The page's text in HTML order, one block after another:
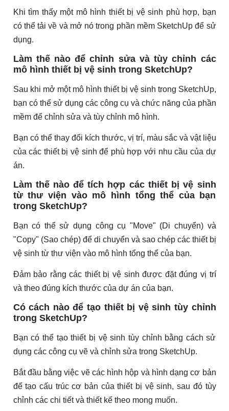
Khi tìm thấy một mô hình thiết bị vệ sinh phù hợp, bạn
có thể tải về và mở nó trong phần mềm SketchUp để sử
dụng.
Làm thế nào để chỉnh sửa và tùy chỉnh các
mô hình thiết bị vệ sinh trong SketchUp?
Sau khi mở một mô hình thiết bị vệ sinh trong SketchUp,
bạn có thể sử dụng các công cụ và chức năng của phần
mềm để chỉnh sửa và tùy chỉnh mô hình.
Bạn có thể thay đổi kích thước, vị trí, màu sắc và vật liệu
của các thiết bị vệ sinh để phù hợp với nhu cầu của dự
án.
Làm thế nào để tích hợp các thiết bị vệ sinh
từ thư viện vào mô hình tổng thể của bạn
trong SketchUp?
Bạn có thể sử dụng công cụ "Move" (Di chuyển) và
"Copy" (Sao chép) để di chuyển và sao chép các thiết bị
vệ sinh từ thư viện vào mô hình tổng thể của bạn.
Đảm bảo rằng các thiết bị vệ sinh được đặt đúng vị trí
và theo đúng kích thước của dự án của bạn.
Có cách nào để tạo thiết bị vệ sinh tùy chỉnh
trong SketchUp?
Bạn có thể tạo thiết bị vệ sinh tùy chỉnh bằng cách sử
dụng các công cụ vẽ và chỉnh sửa trong SketchUp.
Bắt đầu bằng việc vẽ các hình hộp và hình dạng cơ bản
để tạo cấu trúc cơ bản của thiết bị vệ sinh, sau đó tùy
chỉnh các chi tiết và thiết kế theo mong muốn.